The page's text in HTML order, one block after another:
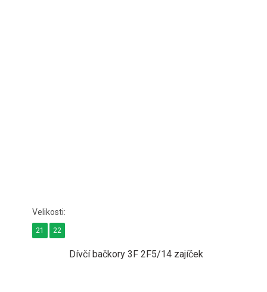
Dívčí bačkory 3F 2F5/14 zajíček
21 22